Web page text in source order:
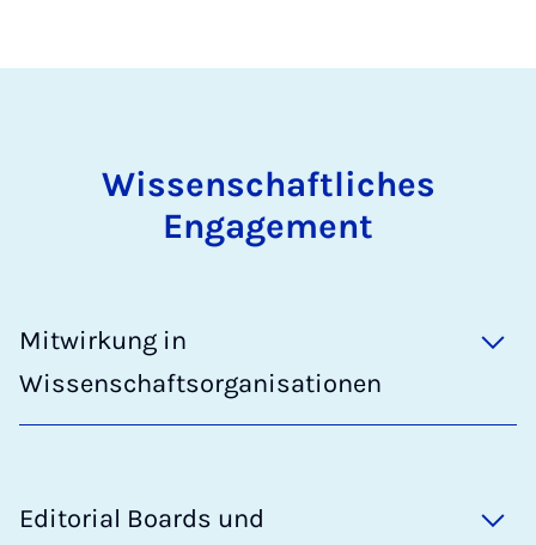
Wissenschaftliches
Engagement
Mitwirkung in
Wissenschaftsorganisationen
Editorial Boards und